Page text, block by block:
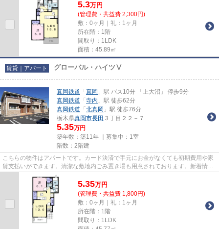
5.3万円
(管理費・共益費 2,300円)
敷：0ヶ月｜礼：1ヶ月
所在階：1階
間取り：1LDK
面積：45.89㎡
賃貸｜アパート グローバル・ハイツⅤ
真岡鉄道 「 真岡 」駅 バス10分 「上大沼」 停歩9分
真岡鉄道 「 寺内 」駅 徒歩62分
真岡鉄道 「 北真岡 」駅 徒歩76分
栃木県真岡市長田 ３丁目２２－７
5.35万円
築年数：築11年 ｜募集中： 1室
階数：2階建
こちらの物件はアパートです。カード決済で手元にお金がなくても初期費用や家
賃支払いができます。清潔な敷地内ごみ置き場も用意されております。新着情
報：グローバル・ハイツⅤの空室...
5.35万円
(管理費・共益費 1,800円)
敷：0ヶ月｜礼：1ヶ月
所在階：1階
間取り：1LDK